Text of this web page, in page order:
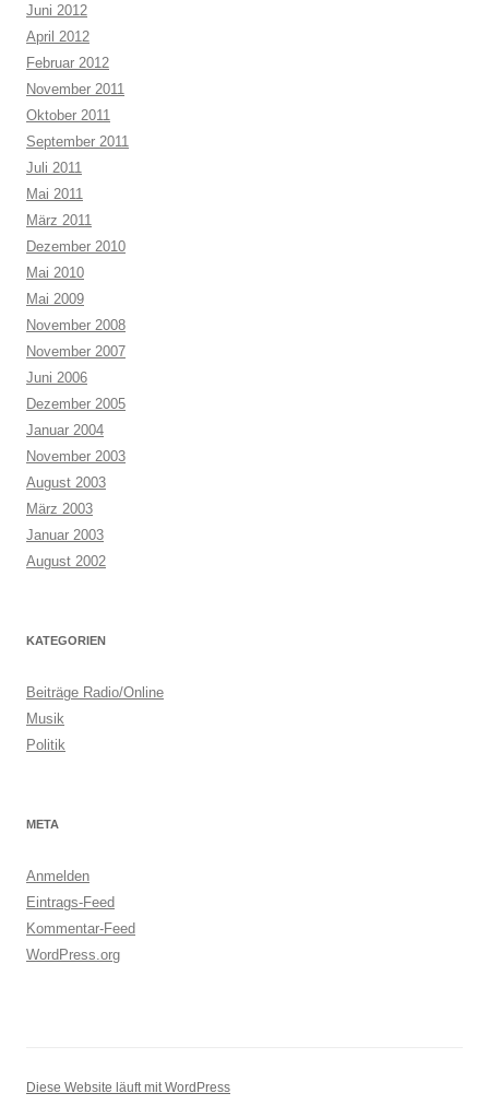
Juni 2012
April 2012
Februar 2012
November 2011
Oktober 2011
September 2011
Juli 2011
Mai 2011
März 2011
Dezember 2010
Mai 2010
Mai 2009
November 2008
November 2007
Juni 2006
Dezember 2005
Januar 2004
November 2003
August 2003
März 2003
Januar 2003
August 2002
KATEGORIEN
Beiträge Radio/Online
Musik
Politik
META
Anmelden
Eintrags-Feed
Kommentar-Feed
WordPress.org
Diese Website läuft mit WordPress